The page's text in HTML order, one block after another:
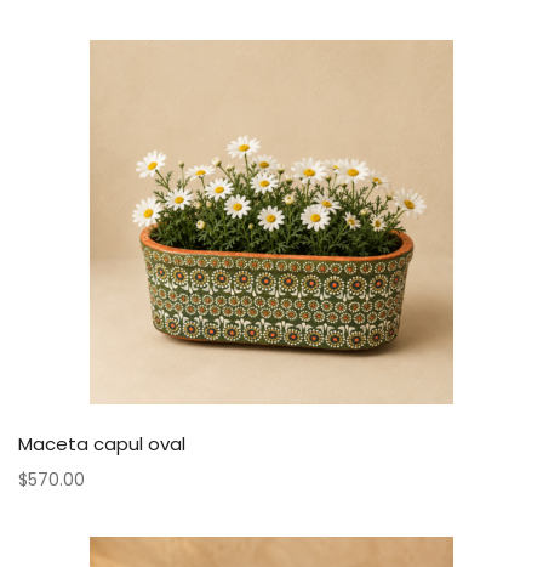
Maceta capul oval
$570.00